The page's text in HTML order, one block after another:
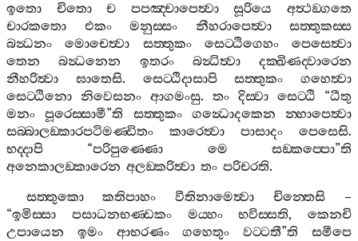
ඉතො
චිතො ච පපඤ‍්චාපෙත්‍වා සූරියෙ
අත්‍ථඞ‍්ගතෙ
චාරකතො
එකං මනුස‍්සං නීහරාපෙත්‍වා
සත‍්තුකස‍්ස
බන්‍ධනං
මොචෙත්‍වා සත‍්තුකං සෙට‍්ඨිගෙහං
පෙසෙත්‍වා
තෙන
බන්‍ධනෙන ඉතරං බන්‍ධිත්‍වා
දක‍්ඛිණද‍්වාරෙන
නීහරිත්‍වා
ඝාතෙසි. සෙට‍්ඨිදාසාපි සත‍්තුකං
ගහෙත්‍වා
සෙට‍්ඨිනො නිවෙසනං ආගමංසු. තං දිස‍්වා සෙට‍්ඨි “ධීතු
මනං
පූරෙස‍්සාමී”ති සත‍්තුකං ගන්‍ධොදකෙන
න‍්හාපෙත්‍වා
සබ‍්බාලඞ‍්කාරපටිමණ‍්ඩිතං
කාරෙත්‍වා පාසාදං පෙසෙසි.
භද‍්දාපි “පරිපුණ‍්ණො මෙ සඞ‍්කප‍්පො”ති
අනෙකාලඞ‍්කාරෙන අලඞ‍්කරිත්‍වා තං පරිචරති.
සත‍්තුකො
කතිපාහං වීතිනාමෙත්‍වා චින‍්තෙසි –
“ඉමිස‍්සා පසාධනභණ‍්ඩකං මය‍්හං භවිස‍්සති, කෙනචි
උපායෙන
ඉමං ආභරණං ගහෙතුං වට‍්ටතී”ති
සමීපෙ